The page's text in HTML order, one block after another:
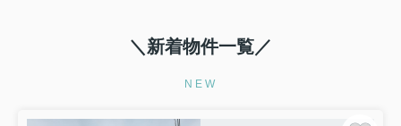
＼新着物件一覧／
NEW